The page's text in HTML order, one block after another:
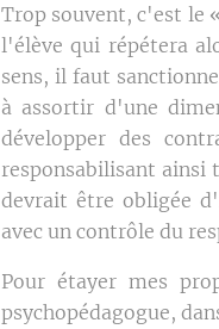
Trop souvent, c'est le
l'élève qui répétera
sens, il faut
à assortir d'une
développer des
responsabilisant ainsi
devrait être obligée
avec un contrôle du
Pour étayer mes
psychopédagogue,